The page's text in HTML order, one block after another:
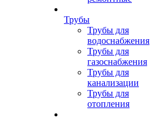
Трубы
Трубы для
водоснабжения
Трубы для
газоснабжения
Трубы для
канализации
Трубы для
отопления